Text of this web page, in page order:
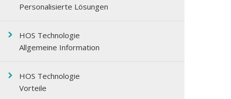
Personalisierte Lösungen
HOS Technologie
Allgemeine Information
HOS Technologie
Vorteile